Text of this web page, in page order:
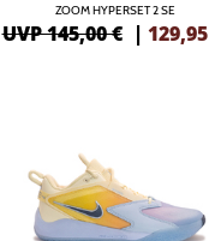
ZOOM HYPERSET 2 SE
UVP 145,00 € | 129,95